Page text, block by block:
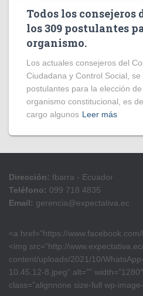
Todos los consejeros
los 309 postulantes
organismo.
Los actuales consejeros del
Ciudadana y Control Social,
postulantes para la elección
organismo constitucional, es
cargo algunos Leer más
Dirección: Ibarra - Ecuador
Teléfono: 099 718 4835
Email: gerencia@expectativa.ec
<a href=”https://
<img src=”http://
content/uploads/2021/10/
10.45.12-8.jpeg” alt=””
class=”alignnone size-full wp-